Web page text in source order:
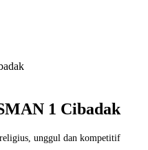
1 Cibadak
unggul dan kompetitif